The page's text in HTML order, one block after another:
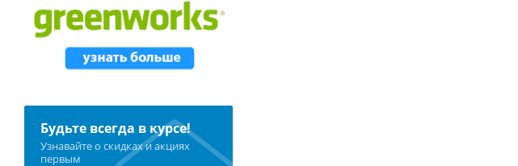
Будьте всегда в курсе!
Узнавайте о скидках и акциях
первым